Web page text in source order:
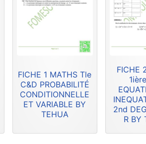
FICHE 1 MATHS Tle
C&D PROBABILITÉ
CONDITIONNELLE
ET VARIABLE BY
TEHUA
FICHE
2nd
R BY